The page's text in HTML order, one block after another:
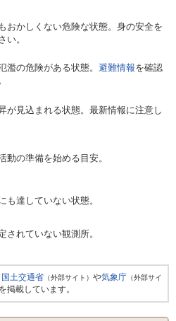
おかしくない危険な状態。身の安全を
い。
濫の危険がある状態。 避難情報を確認
が見込まれる状態。最新情報に注意し
動の準備を始める目安。
も達していない状態。
されていない観測所。
国土交通省 （外部サイト） や気象庁 （外部サイ
掲載しています。